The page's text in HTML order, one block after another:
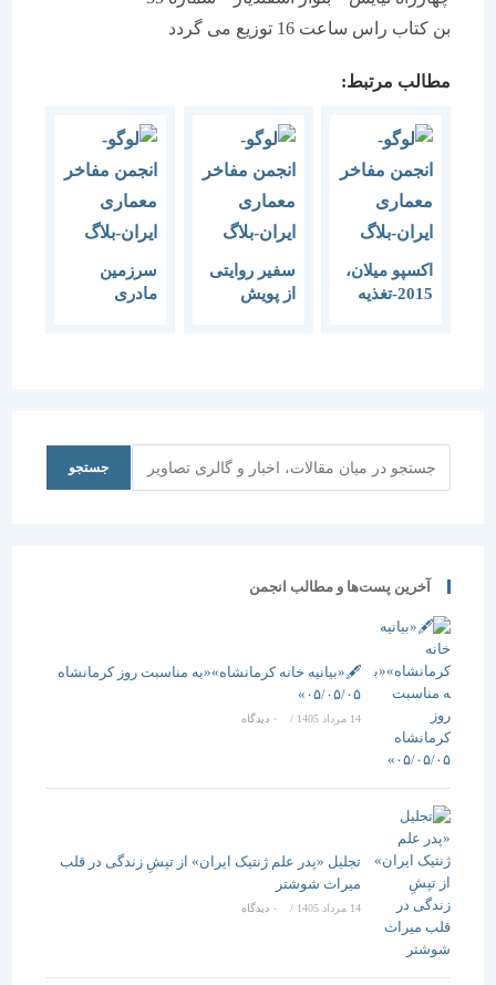
بن کتاب راس ساعت 16 توزیع می گردد
مطالب مرتبط:
اکسپو میلان،
2015-تغذیه
سفیر روایتی
از پویش
سرزمین
نشست
جستجو
آخرین پست‌ها و مطالب انجمن
🖋️«بیانیه خانه کرمانشاه»«به مناسبت روز کرمانشاه
۰۵/۰۵/۰۵»
/ ۰ دیدگاه
تجلیل «پدر علم ژنتیک ایران» از تپشِ زندگی در قلب
میراث شوشتر
14 مرداد 1405 / ۰ دیدگاه